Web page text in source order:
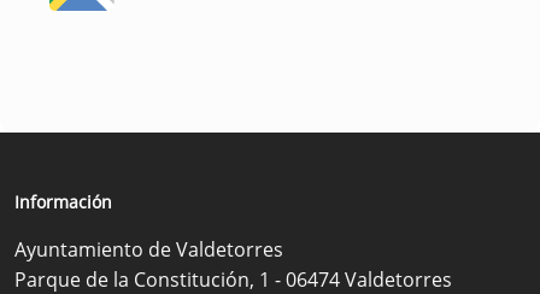
Información
Ayuntamiento de Valdetorres
Parque de la Constitución, 1 - 06474 Valdetorres